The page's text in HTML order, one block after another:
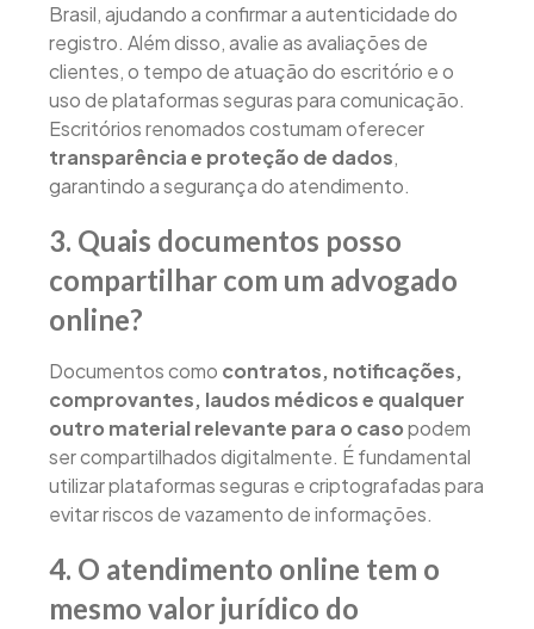
Brasil, ajudando a confirmar a autenticidade do
registro. Além disso, avalie as avaliações de
clientes, o tempo de atuação do escritório e o
uso de plataformas seguras para comunicação.
Escritórios renomados costumam oferecer
transparência e proteção de dados,
garantindo a segurança do atendimento.
3. Quais documentos posso
compartilhar com um advogado
online?
Documentos como contratos, notificações,
comprovantes, laudos médicos e qualquer
outro material relevante para o casopodem
ser compartilhados digitalmente. É fundamental
utilizar plataformas seguras e criptografadas para
evitar riscos de vazamento de informações.
4. O atendimento online tem o
mesmo valor jurídico do